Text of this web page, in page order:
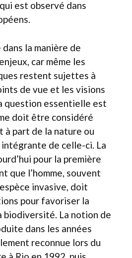
est observé dans
la manière de
car même les
restent sujettes à
de vue et les visions
question essentielle est
doit être considéré
à part de la nature ou
de celle-ci. La
pour la première
que l’homme, souvent
invasive, doit
pour favoriser la
biodiversité. La notion de
dans les années
reconnue lors du